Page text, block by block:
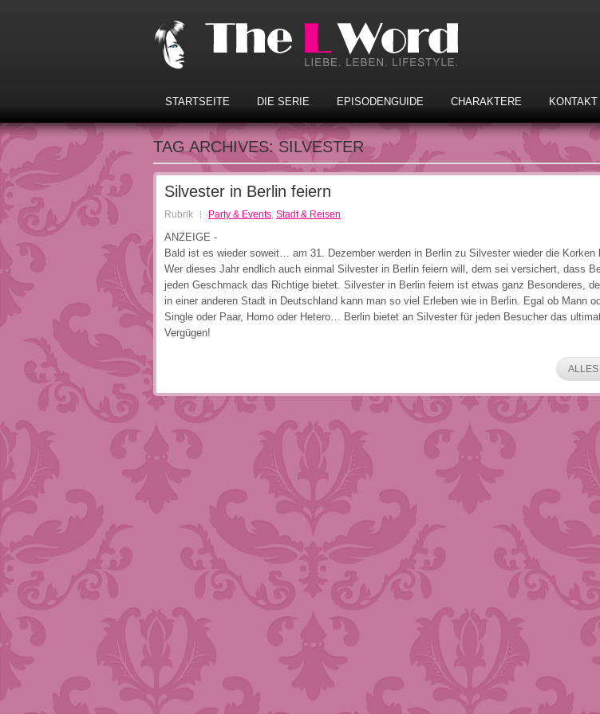
STARTSEITE DIE SERIE EPISODENGUIDE CHARAKTERE KONTAKT
TAG ARCHIVES: SILVESTER
Silvester in Berlin feiern
Rubrik Party & Events, Stadt & Reisen
ANZEIGE -
Bald ist es wieder soweit… am 31. Dezember werden in Berlin zu Silvester wieder die Korken
Wer dieses Jahr endlich auch einmal Silvester in Berlin feiern will, dem sei versichert, dass
jeden Geschmack das Richtige bietet. Silvester in Berlin feiern ist etwas ganz Besonderes,
in einer anderen Stadt in Deutschland kann man so viel Erleben wie in Berlin. Egal ob Mann
Single oder Paar, Homo oder Hetero… Berlin bietet an Silvester für jeden Besucher das
Vergügen!
ALLES